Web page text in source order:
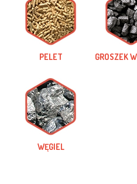
PELET GROSZEK
WĘGIEL